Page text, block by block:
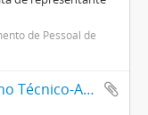
de Pessoal de
8ª Reunião do Conselho Técnico-Administrativo